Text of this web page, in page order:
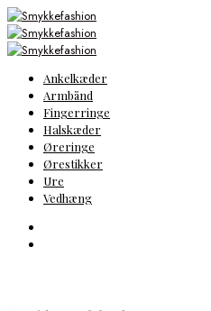
Ankelkæder
Armbånd
Fingerringe
Halskæder
Øreringe
Ørestikker
Ure
Vedhæng